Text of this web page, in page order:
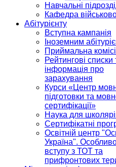
Навчальні
Кафедра
Абітурієнту
Вступна кампанія
Іноземним
Приймальна
Рейтингові списки
інформація про
зарахування
Курси «Центр
підготовки та
сертифікації»
Наука для
Сертифікатні
Освітній центр
Україна".
вступу з ТОТ та
прифронтових